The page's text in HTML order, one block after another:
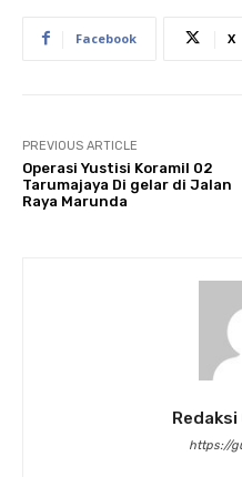
Facebook X
PREVIOUS ARTICLE
Operasi Yustisi Koramil 02
Tarumajaya Di gelar di Jalan
Raya Marunda
Redaksi
https://